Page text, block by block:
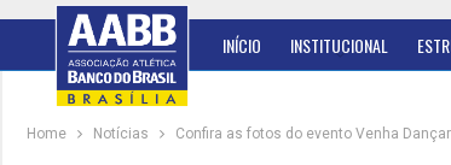
INÍCIO INSTITUCIONAL
Home Notícias Confira as fotos do evento Venha